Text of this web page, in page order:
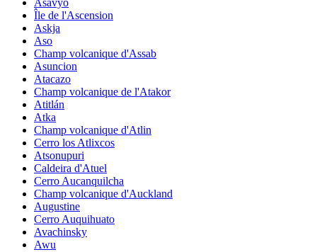
Île de l'Ascension
Askja
Aso
Champ volcanique d'Assab
Asuncion
Atacazo
Champ volcanique de l'Atakor
Atitlán
Atka
Champ volcanique d'Atlin
Cerro los Atlixcos
Atsonupuri
Caldeira d'Atuel
Cerro Aucanquilcha
Champ volcanique d'Auckland
Augustine
Cerro Auquihuato
Avachinsky
Awu